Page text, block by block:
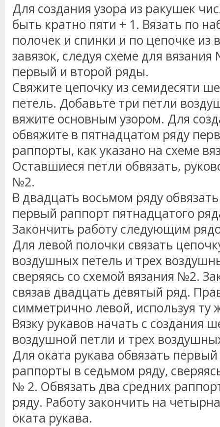
Для создания узора из ракушек
быть кратно пяти + 1. Вязать по
полочек и спинки и по цепочке из
завязок, следуя схеме для
первый и второй ряды.
Свяжите цепочку из семидесяти
петель. Добавьте три петли
вяжите основным узором. Для
обвяжите в пятнадцатом ряду
раппорты, как указано на схеме
Оставшиеся петли обвязать,
№2.
В двадцать восьмом ряду
первый раппорт пятнадцатого
Закончить работу следующим
Для левой полочки связать
воздушных петель и трех
сверяясь со схемой вязания №2.
связав двадцать девятый ряд.
симметрично левой, используя ту
Вязку рукавов начать с создания
воздушной петли и трех
Для оката рукава обвязать
раппорты в седьмом ряду,
№ 2. Обвязать два средних
ряду. Работу закончить на
оката рукава.